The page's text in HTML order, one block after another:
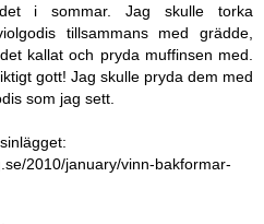
i sommar. Jag skulle torka
tillsammans med grädde,
kallat och pryda muffinsen med.
gott! Jag skulle pryda dem med
som jag sett.
2010/january/vinn-bakformar-